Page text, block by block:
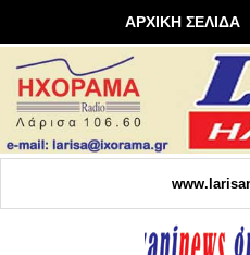
ΑΡΧΙΚΗ ΣΕΛΙΔΑ